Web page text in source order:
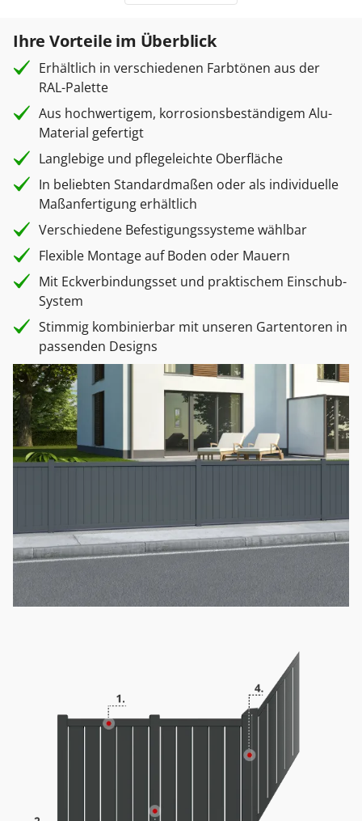
Ihre Vorteile im Überblick
Erhältlich in verschiedenen Farbtönen aus der
RAL-Palette
Aus hochwertigem, korrosionsbeständigem Alu-
Material gefertigt
Langlebige und pflegeleichte Oberfläche
In beliebten Standardmaßen oder als individuelle
Maßanfertigung erhältlich
Verschiedene Befestigungssysteme wählbar
Flexible Montage auf Boden oder Mauern
Mit Eckverbindungsset und praktischem Einschub-
System
Stimmig kombinierbar mit unseren Gartentoren in
passenden Designs